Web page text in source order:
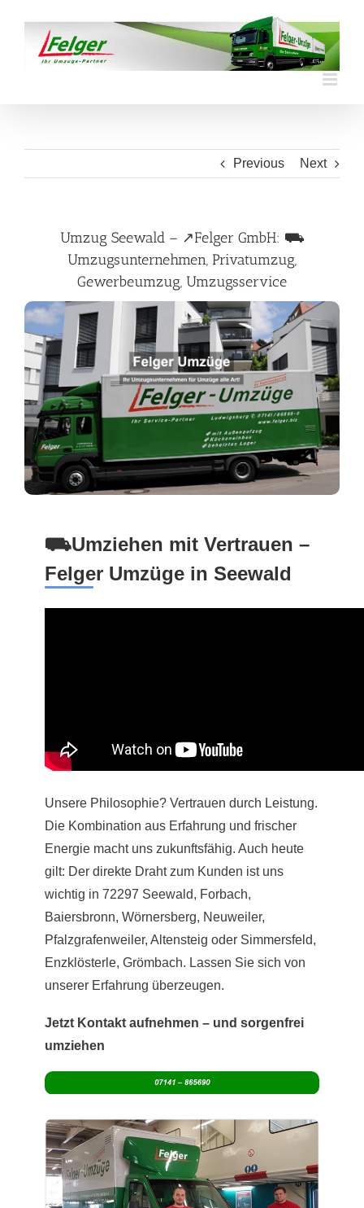
content
Previous Next
Umzug Seewald – ↗️Felger GmbH: ⛟
Umzugsunternehmen, Privatumzug,
Gewerbeumzug, Umzugsservice
⛟Umziehen mit Vertrauen –
Felger Umzüge in Seewald
Unsere Philosophie? Vertrauen durch Leistung.
Die Kombination aus Erfahrung und frischer
Energie macht uns zukunftsfähig. Auch heute
gilt: Der direkte Draht zum Kunden ist uns
wichtig in 72297 Seewald, Forbach,
Baiersbronn, Wörnersberg, Neuweiler,
Pfalzgrafenweiler, Altensteig oder Simmersfeld,
Enzklösterle, Grömbach. Lassen Sie sich von
unserer Erfahrung überzeugen.
Jetzt Kontakt aufnehmen – und sorgenfrei
umziehen